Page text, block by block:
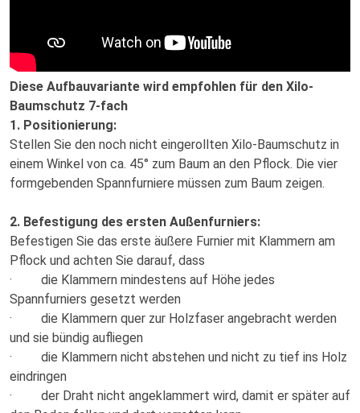
Diese Aufbauvariante wird empfohlen für den Xilo-
Baumschutz 7-fach
1. Positionierung:
Stellen Sie den noch nicht eingerollten Xilo-Baumschutz in
einem Winkel von ca. 45° zum Baum an den Pflock. Die vier
formgebenden Spannfurniere müssen zum Baum zeigen.
2. Befestigung des ersten Außenfurniers:
Befestigen Sie das erste äußere Furnier mit Klammern am
Pflock und achten Sie darauf, dass
· die Klammern mindestens auf Höhe jedes
Spannfurniers gesetzt werden
· die Klammern quer zur Holzfaser angebracht werden
und sie bündig aufliegen
· die Klammern nicht abstehen und nicht zu tief ins Holz
eindringen
· der Draht nicht angeklammert wird, damit er später auf